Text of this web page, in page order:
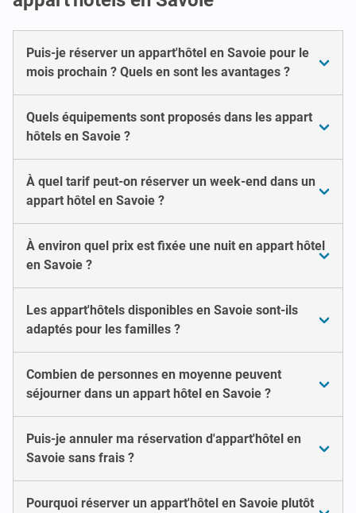
Puis-je réserver un appart'hôtel en Savoie pour le
mois prochain ? Quels en sont les avantages ?
Quels équipements sont proposés dans les appart
hôtels en Savoie ?
À quel tarif peut-on réserver un week-end dans un
appart hôtel en Savoie ?
À environ quel prix est fixée une nuit en appart hôtel
en Savoie ?
Les appart'hôtels disponibles en Savoie sont-ils
adaptés pour les familles ?
Combien de personnes en moyenne peuvent
séjourner dans un appart hôtel en Savoie ?
Puis-je annuler ma réservation d'appart'hôtel en
Savoie sans frais ?
Pourquoi réserver un appart'hôtel en Savoie plutôt